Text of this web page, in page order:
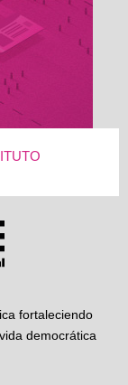
fortaleciendo
democrática